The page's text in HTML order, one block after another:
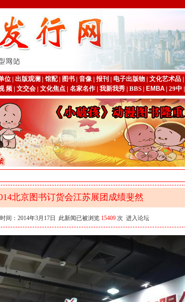
位| 出版观澜 | 馆配| 图书| 音像| 报刊 | 电子出版物| 文化艺术品|
频| 文交会| 文化焦点| 名家名作| 我新我秀| BBS| EMBA| 29中 |
北京图书订货会江苏展团成绩斐然
间：2014年3月17日 此新闻已被浏览 15409 次 进入论坛